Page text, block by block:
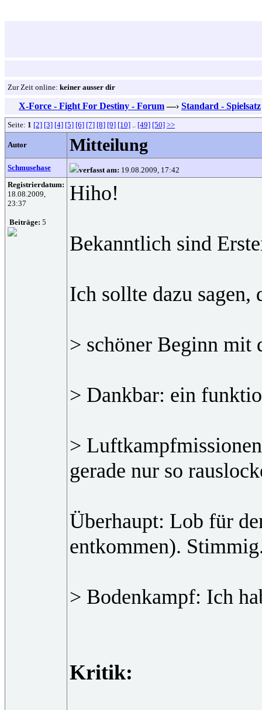
Zur Zeit online: keiner ausser dir
X-Force - Fight For Destiny - Forum —› Standard - Spielsatz
Seite: 1 [2] [3] [4] [5] [6] [7] [8] [9] [10] .. [49] [50] >>
Autor Mitteilung
Schmusehase verfasst am: 19.08.2009, 17:42
Registrierdatum:
18.08.2009,
23:37
Beiträge: 5
Hiho!
Bekanntlich sind
Ich sollte dazu
> schöner Beginn mit
> Dankbar: ein
>
gerade nur so
Überhaupt: Lob für
entkommen).
> Bodenkampf: Ich
Kritik: